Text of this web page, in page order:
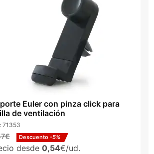
Euler con pinza click para
de ventilación
71353
Descuento -5%
desde 0,54€/ud.